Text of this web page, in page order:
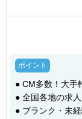
● CM多数！大手
● 全国各地の求
● ブランク・未